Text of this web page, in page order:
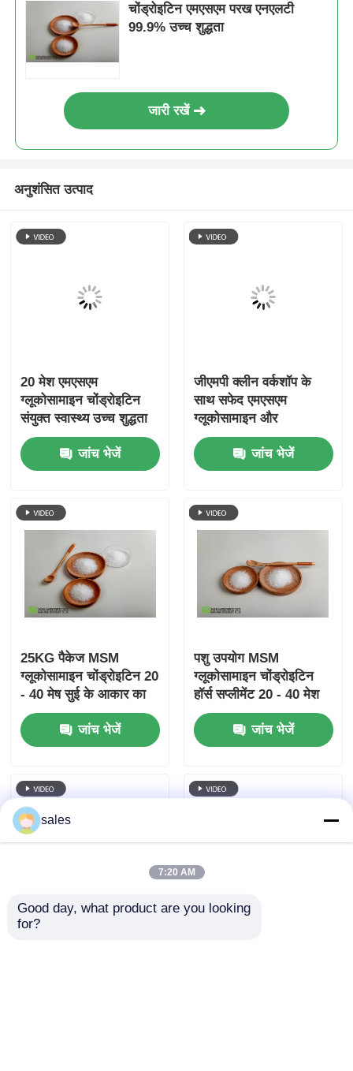
चोंड्रोइटिन एमएसएम परख एनएलटी
99.9% उच्च शुद्धता
जारी रखें
अनुशंसित उत्पाद
20 मेश एमएसएम
ग्लूकोसामाइन चोंड्रोइटिन
संयुक्त स्वास्थ्य उच्च शुद्धता
खाद्य ग्रेड
जांच भेजें
जीएमपी क्लीन वर्कशॉप के
साथ सफेद एमएसएम
ग्लूकोसामाइन और
चोंड्रोइटिन की खुराक
जांच भेजें
25KG पैकेज MSM
ग्लूकोसामाइन चोंड्रोइटिन 20
- 40 मेष सुई के आकार का
जांच भेजें
पशु उपयोग MSM
ग्लूकोसामाइन चोंड्रोइटिन
हॉर्स सप्लीमेंट 20 - 40 मेश
फीड ग्रेड
जांच भेजें
sales
7:20 AM
Good day, what product are you looking
for?